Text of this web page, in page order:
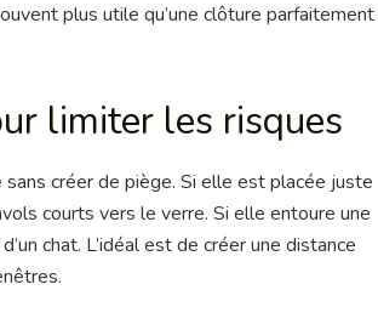
plus utile qu’une clôture parfaitement
limiter les risques
créer de piège. Si elle est placée juste
courts vers le verre. Si elle entoure une
chat. L’idéal est de créer une distance